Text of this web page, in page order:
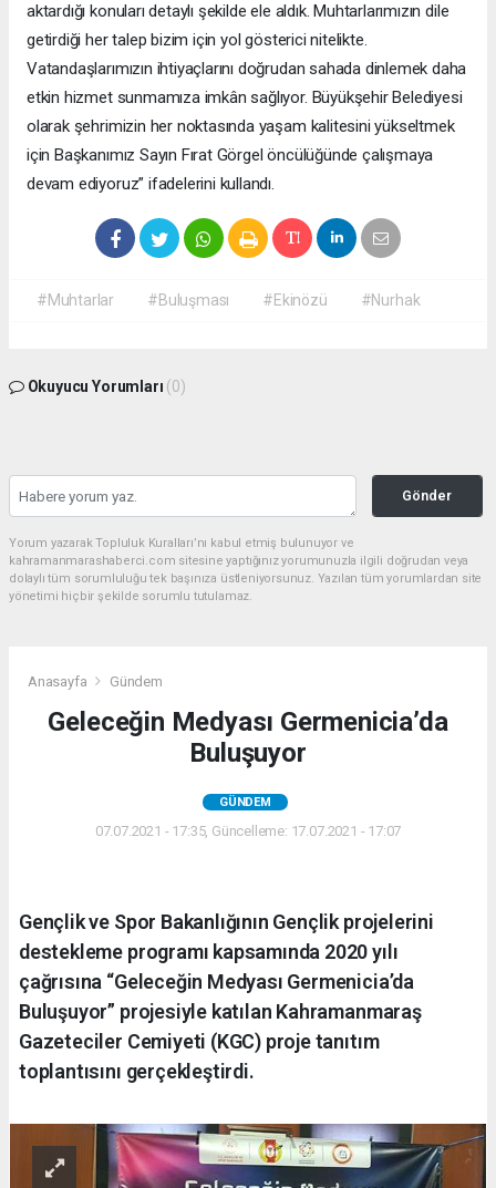
aktardığı konuları detaylı şekilde ele aldık. Muhtarlarımızın dile
getirdiği her talep bizim için yol gösterici nitelikte.
Vatandaşlarımızın ihtiyaçlarını doğrudan sahada dinlemek daha
etkin hizmet sunmamıza imkân sağlıyor. Büyükşehir Belediyesi
olarak şehrimizin her noktasında yaşam kalitesini yükseltmek
için Başkanımız Sayın Fırat Görgel öncülüğünde çalışmaya
devam ediyoruz” ifadelerini kullandı.
#Muhtarlar #Buluşması #Ekinözü #Nurhak
Okuyucu Yorumları (0)
Gönder
Yorum yazarak Topluluk Kuralları’nı kabul etmiş bulunuyor ve
kahramanmarashaberci.com sitesine yaptığınız yorumunuzla ilgili doğrudan veya
dolaylı tüm sorumluluğu tek başınıza üstleniyorsunuz. Yazılan tüm yorumlardan site
yönetimi hiçbir şekilde sorumlu tutulamaz.
Anasayfa Gündem
Geleceğin Medyası Germenicia’da
Buluşuyor
GÜNDEM
07.07.2021 - 17:35, Güncelleme: 17.07.2021 - 17:07
Gençlik ve Spor Bakanlığının Gençlik projelerini
destekleme programı kapsamında 2020 yılı
çağrısına “Geleceğin Medyası Germenicia’da
Buluşuyor” projesiyle katılan Kahramanmaraş
Gazeteciler Cemiyeti (KGC) proje tanıtım
toplantısını gerçekleştirdi.